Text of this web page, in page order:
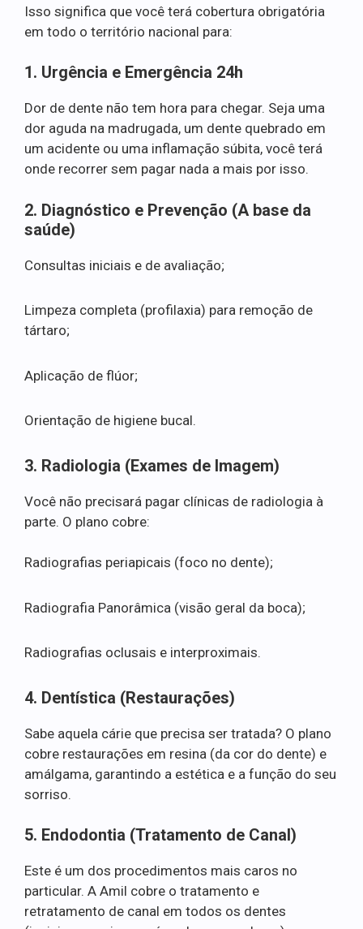
Isso significa que você terá cobertura obrigatória
em todo o território nacional para:
1. Urgência e Emergência 24h
Dor de dente não tem hora para chegar. Seja uma
dor aguda na madrugada, um dente quebrado em
um acidente ou uma inflamação súbita, você terá
onde recorrer sem pagar nada a mais por isso.
2. Diagnóstico e Prevenção (A base da
saúde)
Consultas iniciais e de avaliação;
Limpeza completa (profilaxia) para remoção de
tártaro;
Aplicação de flúor;
Orientação de higiene bucal.
3. Radiologia (Exames de Imagem)
Você não precisará pagar clínicas de radiologia à
parte. O plano cobre:
Radiografias periapicais (foco no dente);
Radiografia Panorâmica (visão geral da boca);
Radiografias oclusais e interproximais.
4. Dentística (Restaurações)
Sabe aquela cárie que precisa ser tratada? O plano
cobre restaurações em resina (da cor do dente) e
amálgama, garantindo a estética e a função do seu
sorriso.
5. Endodontia (Tratamento de Canal)
Este é um dos procedimentos mais caros no
particular. A Amil cobre o tratamento e
retratamento de canal em todos os dentes